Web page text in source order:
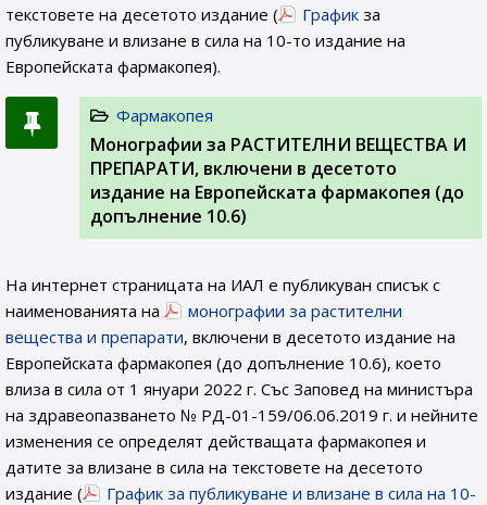
текстовете на десетото издание (
График за
публикуване и влизане в сила на 10-то издание на
Европейската фармакопея).
Фармакопея
Монографии за РАСТИТЕЛНИ ВЕЩЕСТВА И
ПРЕПАРАТИ, включени в десетото
издание на Европейската фармакопея (до
допълнение 10.6)
На интернет страницата на ИАЛ e публикуван списък с
наименованията на
монографии за растителни
вещества и препарати, включени в десетото издание на
Европейската фармакопея (до допълнение 10.6), което
влиза в сила от 1 януари 2022 г. Със Заповед на министъра
на здравеопазването № РД-01-159/06.06.2019 г. и нейните
изменения се определят действащата фармакопея и
датите за влизане в сила на текстовете на десетото
издание (
График за публикуване и влизане в сила на 10-